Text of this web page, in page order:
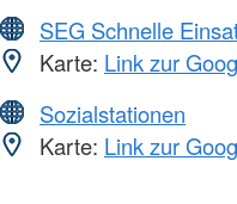
SEG Schnelle
Karte: Link zur
Sozialstationen
Karte: Link zur